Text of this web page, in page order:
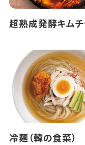
超熟成発酵キム
冷麺（韓の食菜）